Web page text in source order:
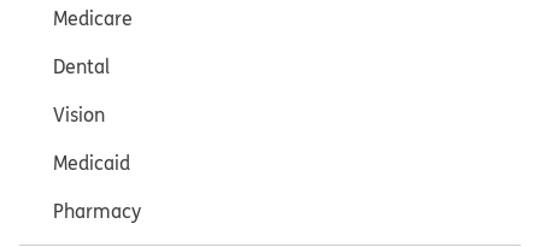
Medicare
Dental
Vision
Medicaid
Pharmacy